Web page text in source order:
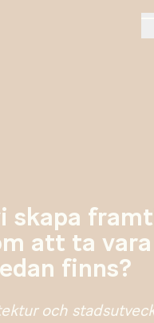
skapa
att ta vara
finns?
och